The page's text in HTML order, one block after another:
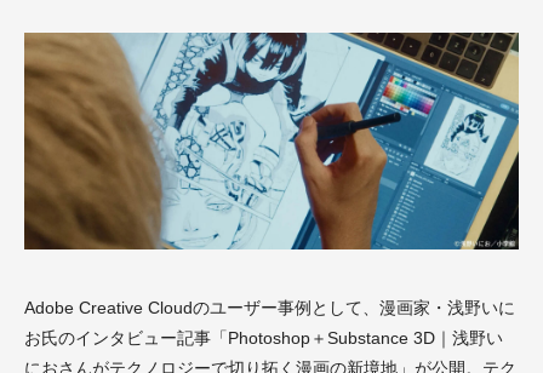
Adobe Creative Cloudのユーザー事例として、漫画家・浅野いに
お氏のインタビュー記事「Photoshop＋Substance 3D｜浅野い
におさんがテクノロジーで切り拓く漫画の新境地」が公開。テク